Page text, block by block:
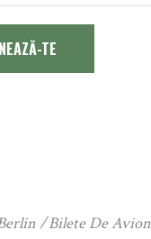
TE
Bilete De Avion